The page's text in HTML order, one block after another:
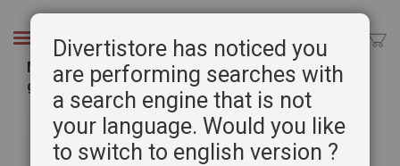
Chercher
Mots à démêler Relaxant 3 - Spécial grandes
grilles
Divertistore has noticed you
are performing searches with
a search engine that is not
your language. Would you like
to switch to english version ?